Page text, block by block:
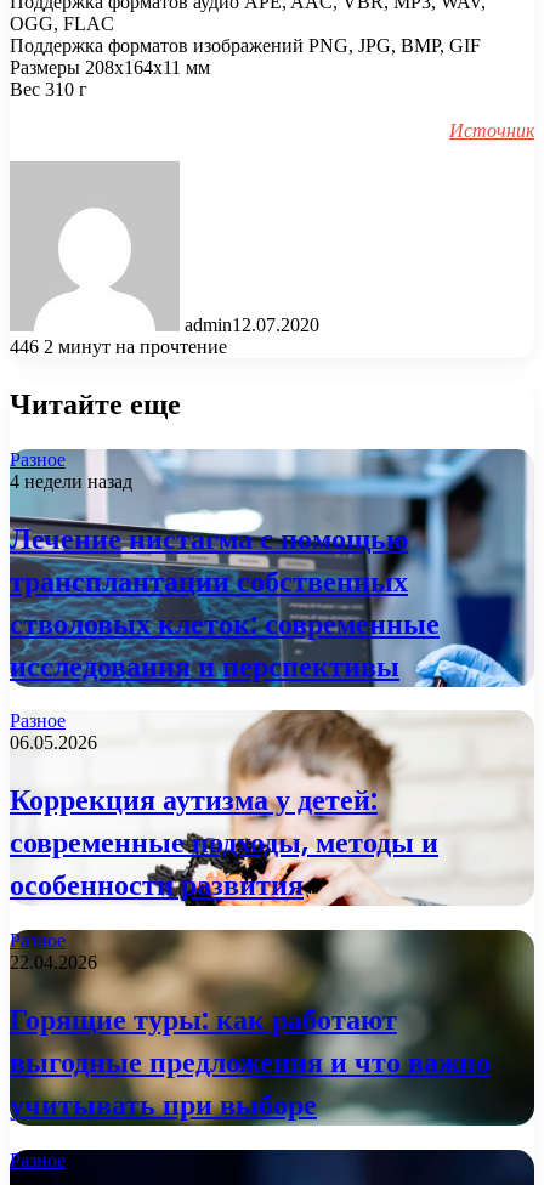
OGG, FLAC
Поддержка форматов изображений PNG, JPG, BMP, GIF
Размеры 208x164x11 мм
Вес 310 г
Источник
admin12.07.2020
446 2 минут на прочтение
Читайте еще
Разное
4 недели назад
Лечение нистагма с помощью
трансплантации собственных
стволовых клеток: современные
исследования и перспективы
Разное
06.05.2026
Коррекция аутизма у детей:
современные подходы, методы и
особенности развития
Разное
22.04.2026
Горящие туры: как работают
выгодные предложения и что важно
учитывать при выборе
Разное